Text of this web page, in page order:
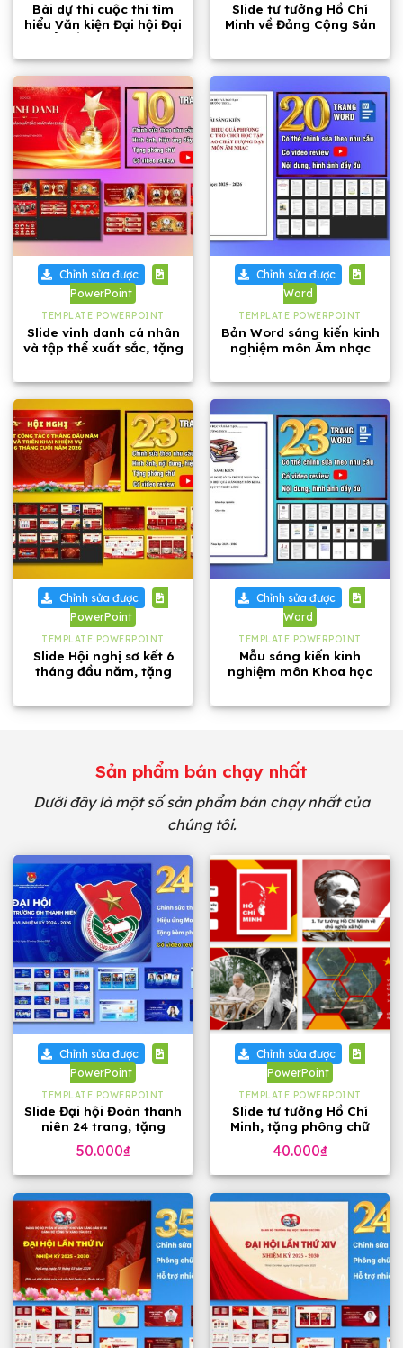
Bài dự thi cuộc thi tìm
hiểu Văn kiện Đại hội Đại
Slide tư tưởng Hồ Chí
Minh về Đảng Cộng Sản
Chỉnh sửa được
PowerPoint
TEMPLATE POWERPOINT
Slide vinh danh cá nhân
và tập thể xuất sắc, tặng
Chỉnh sửa được
Word
TEMPLATE POWERPOINT
Bản Word sáng kiến kinh
nghiệm môn Âm nhạc
Chỉnh sửa được
PowerPoint
TEMPLATE POWERPOINT
Slide Hội nghị sơ kết 6
tháng đầu năm, tặng
Chỉnh sửa được
Word
TEMPLATE POWERPOINT
Mẫu sáng kiến kinh
nghiệm môn Khoa học
Sản phẩm bán chạy nhất
Dưới đây là một số sản phẩm bán chạy nhất của
chúng tôi.
Chỉnh sửa được
PowerPoint
TEMPLATE POWERPOINT
Slide Đại hội Đoàn thanh
niên 24 trang, tặng
50.000₫
Chỉnh sửa được
PowerPoint
TEMPLATE POWERPOINT
Slide tư tưởng Hồ Chí
Minh, tặng phông chữ
40.000₫